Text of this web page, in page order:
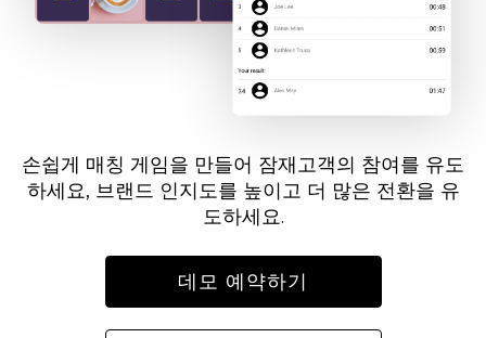
손쉽게 매칭 게임을 만들어 잠재고객의 참여를 유도
하세요, 브랜드 인지도를 높이고 더 많은 전환을 유
도하세요.
데모 예약하기